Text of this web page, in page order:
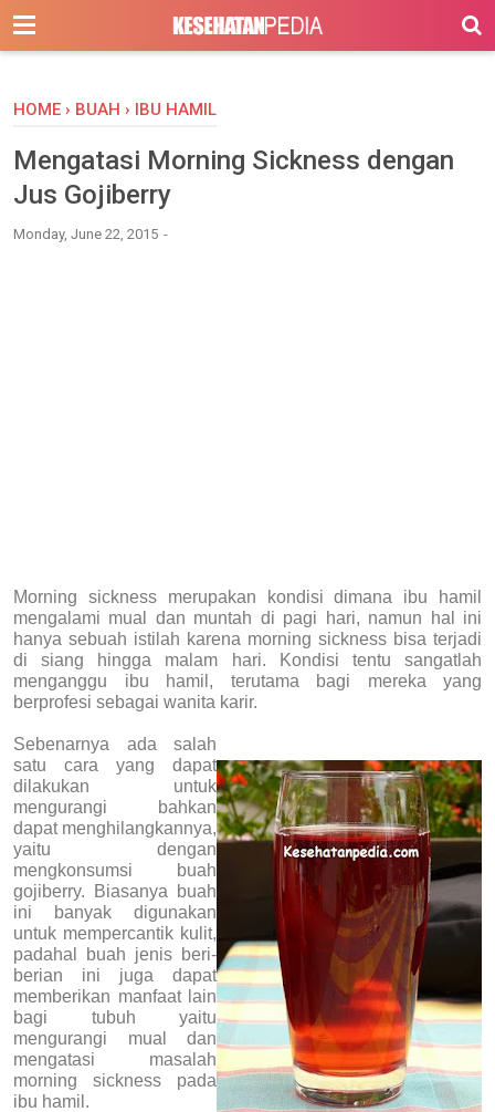
-->
HOME › BUAH › IBU HAMIL
Mengatasi Morning Sickness dengan
Jus Gojiberry
Monday, June 22, 2015
Morning sickness merupakan kondisi dimana ibu hamil
mengalami mual dan muntah di pagi hari, namun hal ini
hanya sebuah istilah karena morning sickness bisa terjadi
di siang hingga malam hari. Kondisi tentu sangatlah
menganggu ibu hamil, terutama bagi mereka yang
berprofesi sebagai wanita karir.
Sebenarnya ada salah
satu cara yang dapat
dilakukan untuk
mengurangi bahkan
dapat menghilangkannya,
yaitu dengan
mengkonsumsi buah
gojiberry. Biasanya buah
ini banyak digunakan
untuk mempercantik kulit,
padahal buah jenis beri-
berian ini juga dapat
memberikan manfaat lain
bagi tubuh yaitu
mengurangi mual dan
mengatasi masalah
morning sickness pada
ibu hamil.